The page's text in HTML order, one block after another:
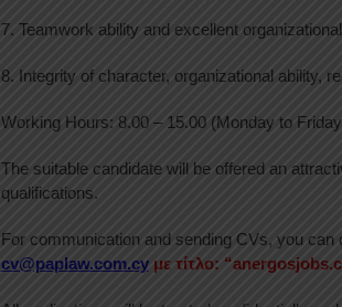
7. Teamwork ability and excellent
8. Integrity of character, organizational ability,
Working Hours: 8.00 – 15.00 (Monday to
The suitable candidate will be offered an
qualifications.
For communication and sending CVs, you
cv@paplaw.com.cy με τίτλο: